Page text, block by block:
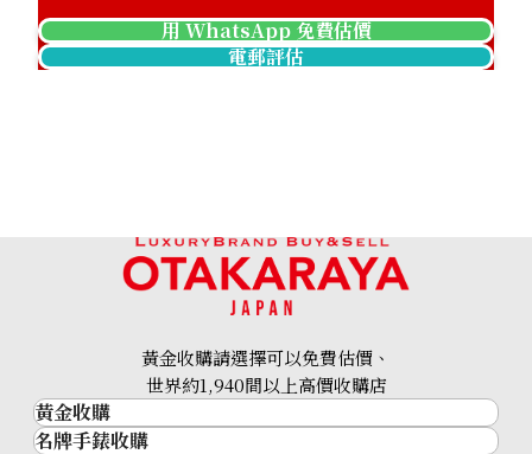
用 WhatsApp 免費估價
電郵評估
黃金收購請選擇可以免費估價、
世界約1,940間以上高價收購店
黃金收購
黃金･金條
名牌手錶收購